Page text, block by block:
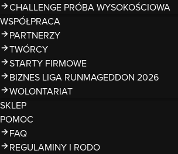
CHALLENGE PRÓBA WYSOKOŚCIOWA
WSPÓŁPRACA
PARTNERZY
TWÓRCY
STARTY FIRMOWE
BIZNES LIGA RUNMAGEDDON 2026
WOLONTARIAT
SKLEP
POMOC
FAQ
REGULAMINY I RODO